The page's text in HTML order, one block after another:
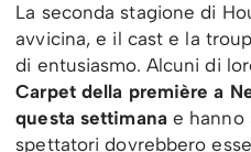
La seconda stagione di
avvicina, e il cast e la
di entusiasmo. Alcuni di
Carpet della première a
questa settimana e hanno
spettatori dovrebbero